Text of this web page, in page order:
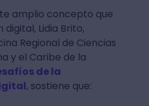
amplio concepto que
Lidia Brito,
Regional de Ciencias
y el Caribe de la
de la
, sostiene que: